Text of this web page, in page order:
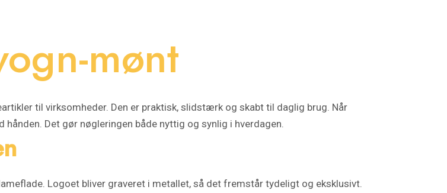
mønt
til virksomheder. Den er praktisk, slidstærk og skabt til daglig brug. Når
Det gør nøgleringen både nyttig og synlig i hverdagen.
Logoet bliver graveret i metallet, så det fremstår tydeligt og eksklusivt.